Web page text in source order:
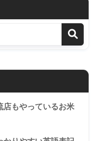
店もやっているお米